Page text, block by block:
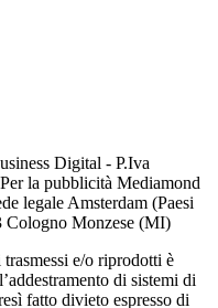
Digital - P.Iva
la pubblicità Mediamond
legale Amsterdam (Paesi
Cologno Monzese (MI)
e/o riprodotti è
di sistemi di
fatto divieto espresso di